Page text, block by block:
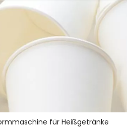
für Heißgetränke